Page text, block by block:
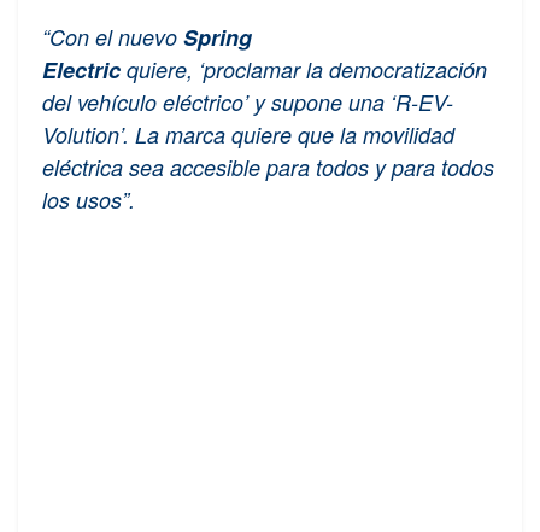
“Con el nuevo Spring
Electric quiere, ‘proclamar la democratización
del vehículo eléctrico’ y supone una ‘R-EV-
Volution’. La marca quiere que la movilidad
eléctrica sea accesible para todos y para todos
los usos”.